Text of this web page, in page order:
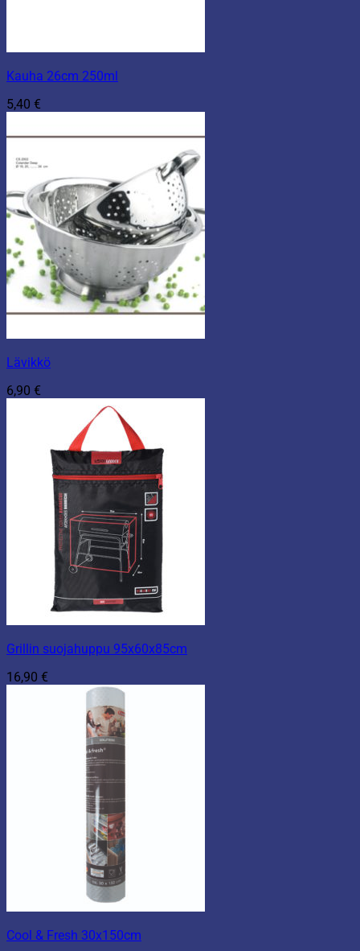
Kauha 26cm 250ml
5,40 €
Lävikkö
6,90 €
Grillin suojahuppu 95x60x85cm
16,90 €
Cool & Fresh 30x150cm